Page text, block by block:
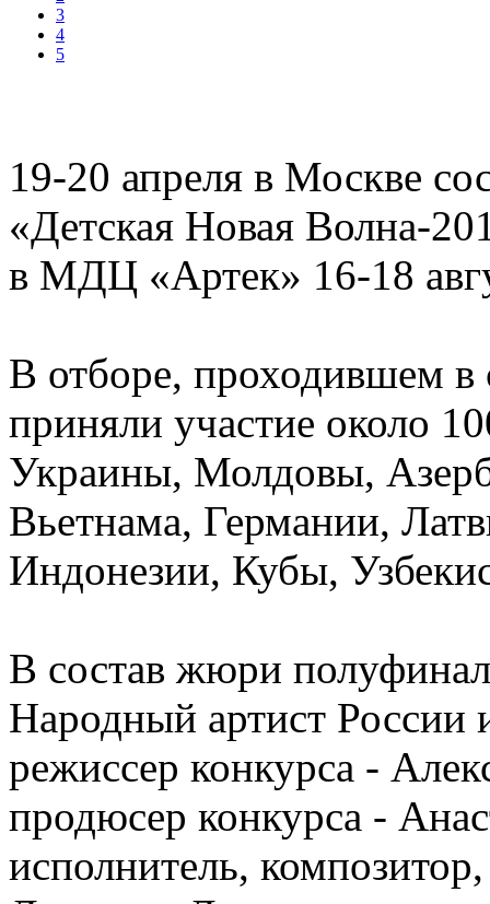
3
4
5
19-20 апреля в Москве
«Детская Новая Волна-
в МДЦ «Артек» 16-18
В отборе, проходившем
приняли участие около
Украины, Молдовы,
Вьетнама, Германии,
Индонезии, Кубы,
В состав жюри
Народный артист России
режиссер конкурса -
продюсер конкурса -
исполнитель,